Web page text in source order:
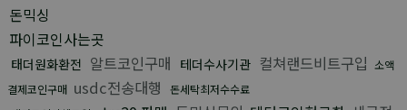
돈믹싱
파이코인사는곳
태더원화환전 알트코인구매 테더수사기관 컬쳐랜드비트구입 소액
결제코인구매 usdc전송대행
돈세탁최저수수료